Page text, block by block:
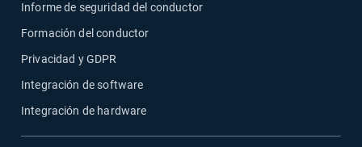
Informe de seguridad del conductor
Formación del conductor
Privacidad y GDPR
Integración de software
Integración de hardware